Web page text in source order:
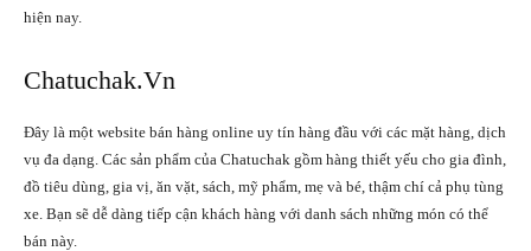
hiện nay.
Chatuchak.Vn
Đây là một website bán hàng online uy tín hàng đầu với các mặt hàng, dịch
vụ đa dạng. Các sản phẩm của Chatuchak gồm hàng thiết yếu cho gia đình,
đồ tiêu dùng, gia vị, ăn vặt, sách, mỹ phẩm, mẹ và bé, thậm chí cả phụ tùng
xe. Bạn sẽ dễ dàng tiếp cận khách hàng với danh sách những món có thể
bán này.